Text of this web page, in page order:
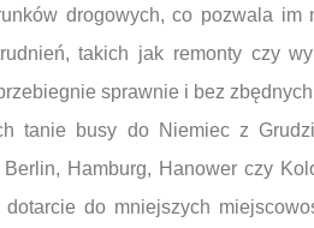
drogowych, co pozwala
takich jak remonty czy
sprawnie i bez
tanie busy do Niemiec z
Hamburg, Hanower czy
do mniejszych